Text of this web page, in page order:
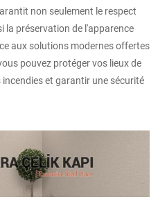
non seulement le respect
la préservation de l'apparence
aux solutions modernes offertes
pouvez protéger vos lieux de
et garantir une sécurité